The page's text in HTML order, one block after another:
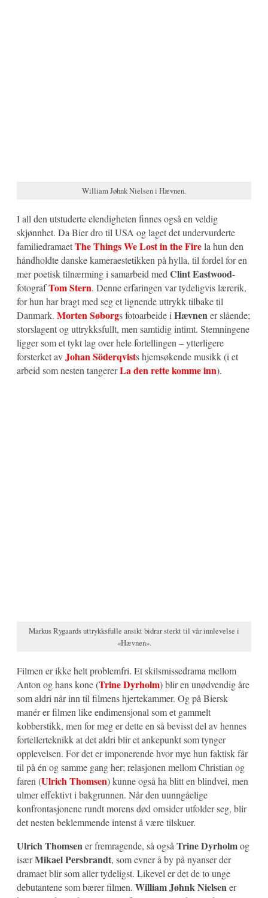
William Jøhnk Nielsen i Hævnen.
I all den utstuderte elendigheten finnes også en veldig
skjønnhet. Da Bier dro til USA og laget det undervurderte
familiedramaetThe Things We Lost in the Firela hun den
håndholdte danske kameraestetikken på hylla, til fordel for en
mer poetisk tilnærming i samarbeid medClint Eastwood-
fotografTom Stern. Denne erfaringen var tydeligvis lærerik,
for hun har bragt med seg et lignende uttrykk tilbake til
Danmark. Morten Søborgs fotoarbeide iHævnener slående;
storslagent og uttrykksfullt, men samtidig intimt. Stemningene
ligger som et tykt lag over hele fortellingen – ytterligere
forsterket avJohan Söderqvists hjemsøkende musikk (i et
arbeid som nesten tangererLa den rette komme inn).
Markus Rygaards uttrykksfulle ansikt bidrar sterkt til vår innlevelse i
«Hævnen».
Filmen er ikke helt problemfri. Et skilsmissedrama mellom
Anton og hans kone (Trine Dyrholm) blir en unødvendig åre
som aldri når inn til filmens hjertekammer. Og på Biersk
manér er filmen like endimensjonal som et gammelt
kobberstikk, men for meg er dette en så bevisst del av hennes
fortellerteknikk at det aldri blir et ankepunkt som tynger
opplevelsen. For det er imponerende hvor mye hun faktisk får
til på én og samme gang her; relasjonen mellom Christian og
faren (Ulrich Thomsen) kunne også ha blitt en blindvei, men
ulmer effektivt i bakgrunnen. Når den uunngåelige
konfrontasjonene rundt morens død omsider utfolder seg, blir
det nesten beklemmende intenst å være tilskuer.
Ulrich Thomsener fremragende, så ogsåTrine Dyrholmog
isærMikael Persbrandt, som evner å by på nyanser der
dramaet blir som aller tydeligst. Likevel er det de to unge
debutantene som bærer filmen. William Jøhnk Nielsener